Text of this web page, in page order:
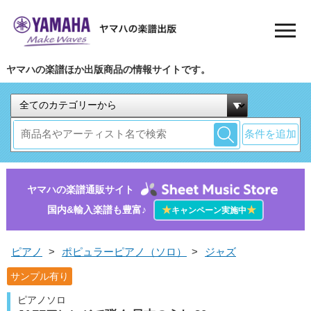
ヤマハの楽譜ほか出版商品の情報サイトです。
条件を追加
ヤマハの楽譜通販サイト
国内&輸入楽譜も豊富♪
★キャンペーン実施中★
ピアノ > ポピュラーピアノ（ソロ） > ジャズ
サンプル有り
ピアノソロ